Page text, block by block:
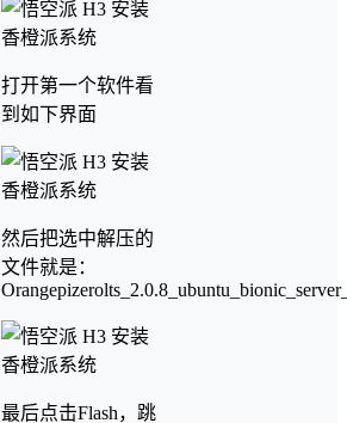
打开第一个软件看
到如下界面
然后把选中解压的
文件就是：
最后点击Flash，跳